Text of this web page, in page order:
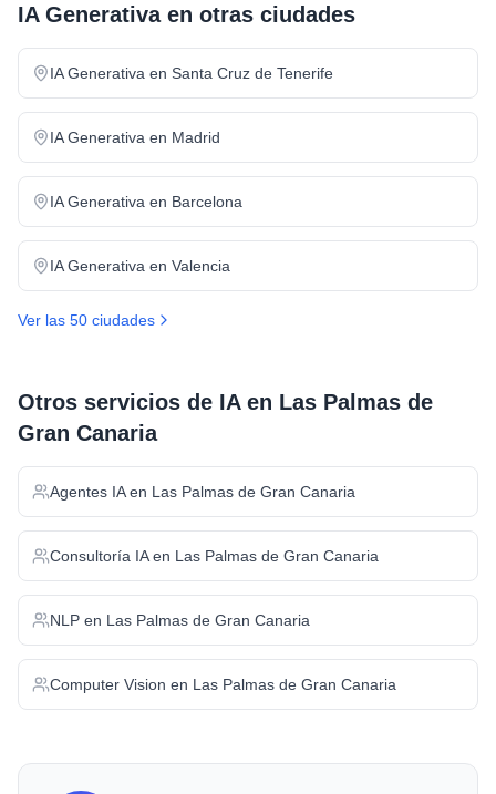
IA Generativaen otras ciudades
IA Generativa en Santa Cruz de Tenerife
IA Generativa en Madrid
IA Generativa en Barcelona
IA Generativa en Valencia
Ver las 50 ciudades
Otros servicios de IA en Las Palmas de
Gran Canaria
Agentes IAen Las Palmas de Gran Canaria
Consultoría IAen Las Palmas de Gran Canaria
NLP en Las Palmas de Gran Canaria
Computer Vision en Las Palmas de Gran Canaria